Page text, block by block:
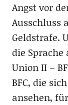
Angst vor
Ausschluss
Geldstrafe.
die Sprache
Union II –
BFC, die
ansehen,